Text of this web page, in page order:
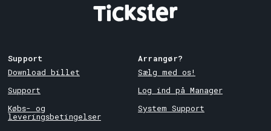
Support
Download billet
Support
Købs- og
leveringsbetingelser
Arrangør?
Sælg med os!
Log ind på Manager
System Support